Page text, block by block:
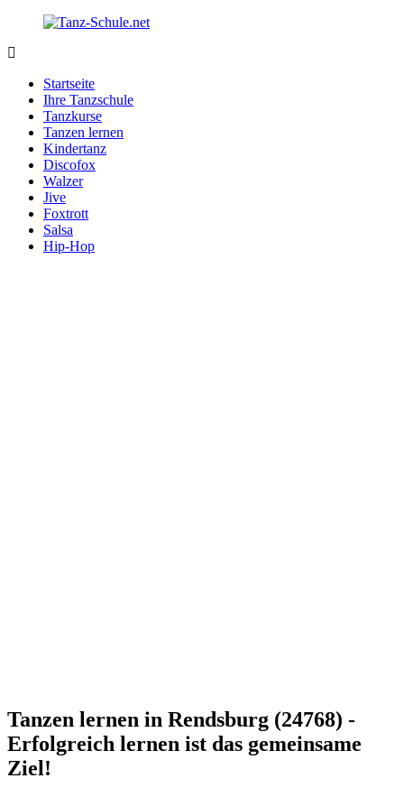
Zurück
Inhalt
Schule.net
Tanzschule
Internet
Startseite
Ihre Tanzschule
Tanzkurse
Tanzen lernen
Kindertanz
Discofox
Walzer
Jive
Foxtrott
Salsa
Hip-Hop
Tanzen lernen in Rendsburg (24768) -
Erfolgreich lernen ist das gemeinsame
Ziel!